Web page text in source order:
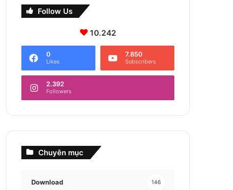
Follow Us
10.242
0
Likes
7.850
Subscribers
2.392
Followers
Chuyên mục
Download 146